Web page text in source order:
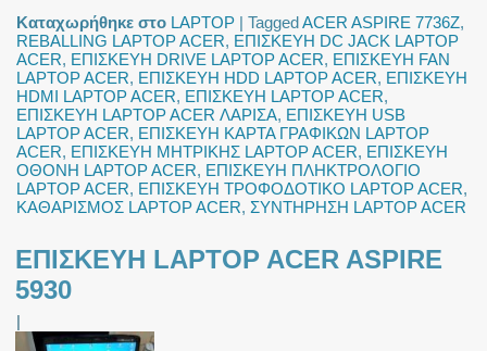
Καταχωρήθηκε στο LAPTOP |Tagged ACER ASPIRE 7736Z,
REBALLING LAPTOP ACER, ΕΠΙΣΚΕΥΗ DC JACK LAPTOP
ACER, ΕΠΙΣΚΕΥΗ DRIVE LAPTOP ACER, ΕΠΙΣΚΕΥΗ FAN
LAPTOP ACER, ΕΠΙΣΚΕΥΗ HDD LAPTOP ACER, ΕΠΙΣΚΕΥΗ
HDMI LAPTOP ACER, ΕΠΙΣΚΕΥΗ LAPTOP ACER,
ΕΠΙΣΚΕΥΗ LAPTOP ACER ΛΑΡΙΣΑ, ΕΠΙΣΚΕΥΗ USB
LAPTOP ACER, ΕΠΙΣΚΕΥΗ ΚΑΡΤΑ ΓΡΑΦΙΚΩΝ LAPTOP
ACER, ΕΠΙΣΚΕΥΗ ΜΗΤΡΙΚΗΣ LAPTOP ACER, ΕΠΙΣΚΕΥΗ
ΟΘΟΝΗ LAPTOP ACER, ΕΠΙΣΚΕΥΗ ΠΛΗΚΤΡΟΛΟΓΙΟ
LAPTOP ACER, ΕΠΙΣΚΕΥΗ ΤΡΟΦΟΔΟΤΙΚΟ LAPTOP ACER,
ΚΑΘΑΡΙΣΜΟΣ LAPTOP ACER, ΣΥΝΤΗΡΗΣΗ LAPTOP ACER
ΕΠΙΣΚΕΥΗ LAPTOP ACER ASPIRE
5930
|